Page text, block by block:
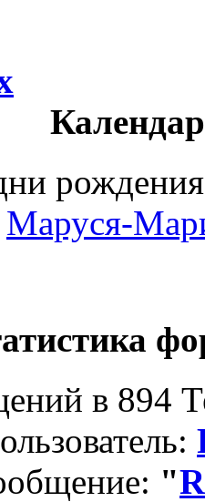
Маруся-
в 894
"